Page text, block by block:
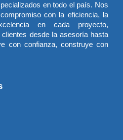
en todo el país. Nos
con la eficiencia, la
en cada proyecto,
desde la asesoría hasta
con confianza, construye con